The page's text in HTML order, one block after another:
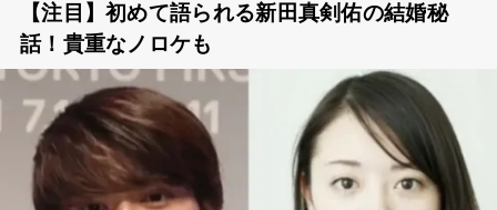
【注目】初めて語られる新田真剣佑の結婚秘
話！貴重なノロケも